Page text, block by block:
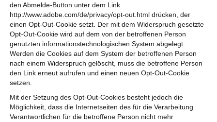
den Abmelde-Button unter dem Link
http://www.adobe.com/de/privacy/opt-out.html drücken, der
einen Opt-Out-Cookie setzt. Der mit dem Widerspruch gesetzte
Opt-Out-Cookie wird auf dem von der betroffenen Person
genutzten informationstechnologischen System abgelegt.
Werden die Cookies auf dem System der betroffenen Person
nach einem Widerspruch gelöscht, muss die betroffene Person
den Link erneut aufrufen und einen neuen Opt-Out-Cookie
setzen.
Mit der Setzung des Opt-Out-Cookies besteht jedoch die
Möglichkeit, dass die Internetseiten des für die Verarbeitung
Verantwortlichen für die betroffene Person nicht mehr